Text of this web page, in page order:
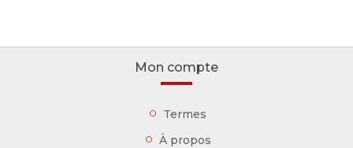
Mon compte
Termes
À propos